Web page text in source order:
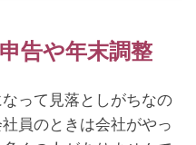
告や年末調整
って見落としがちなの
員のときは会社がやっ